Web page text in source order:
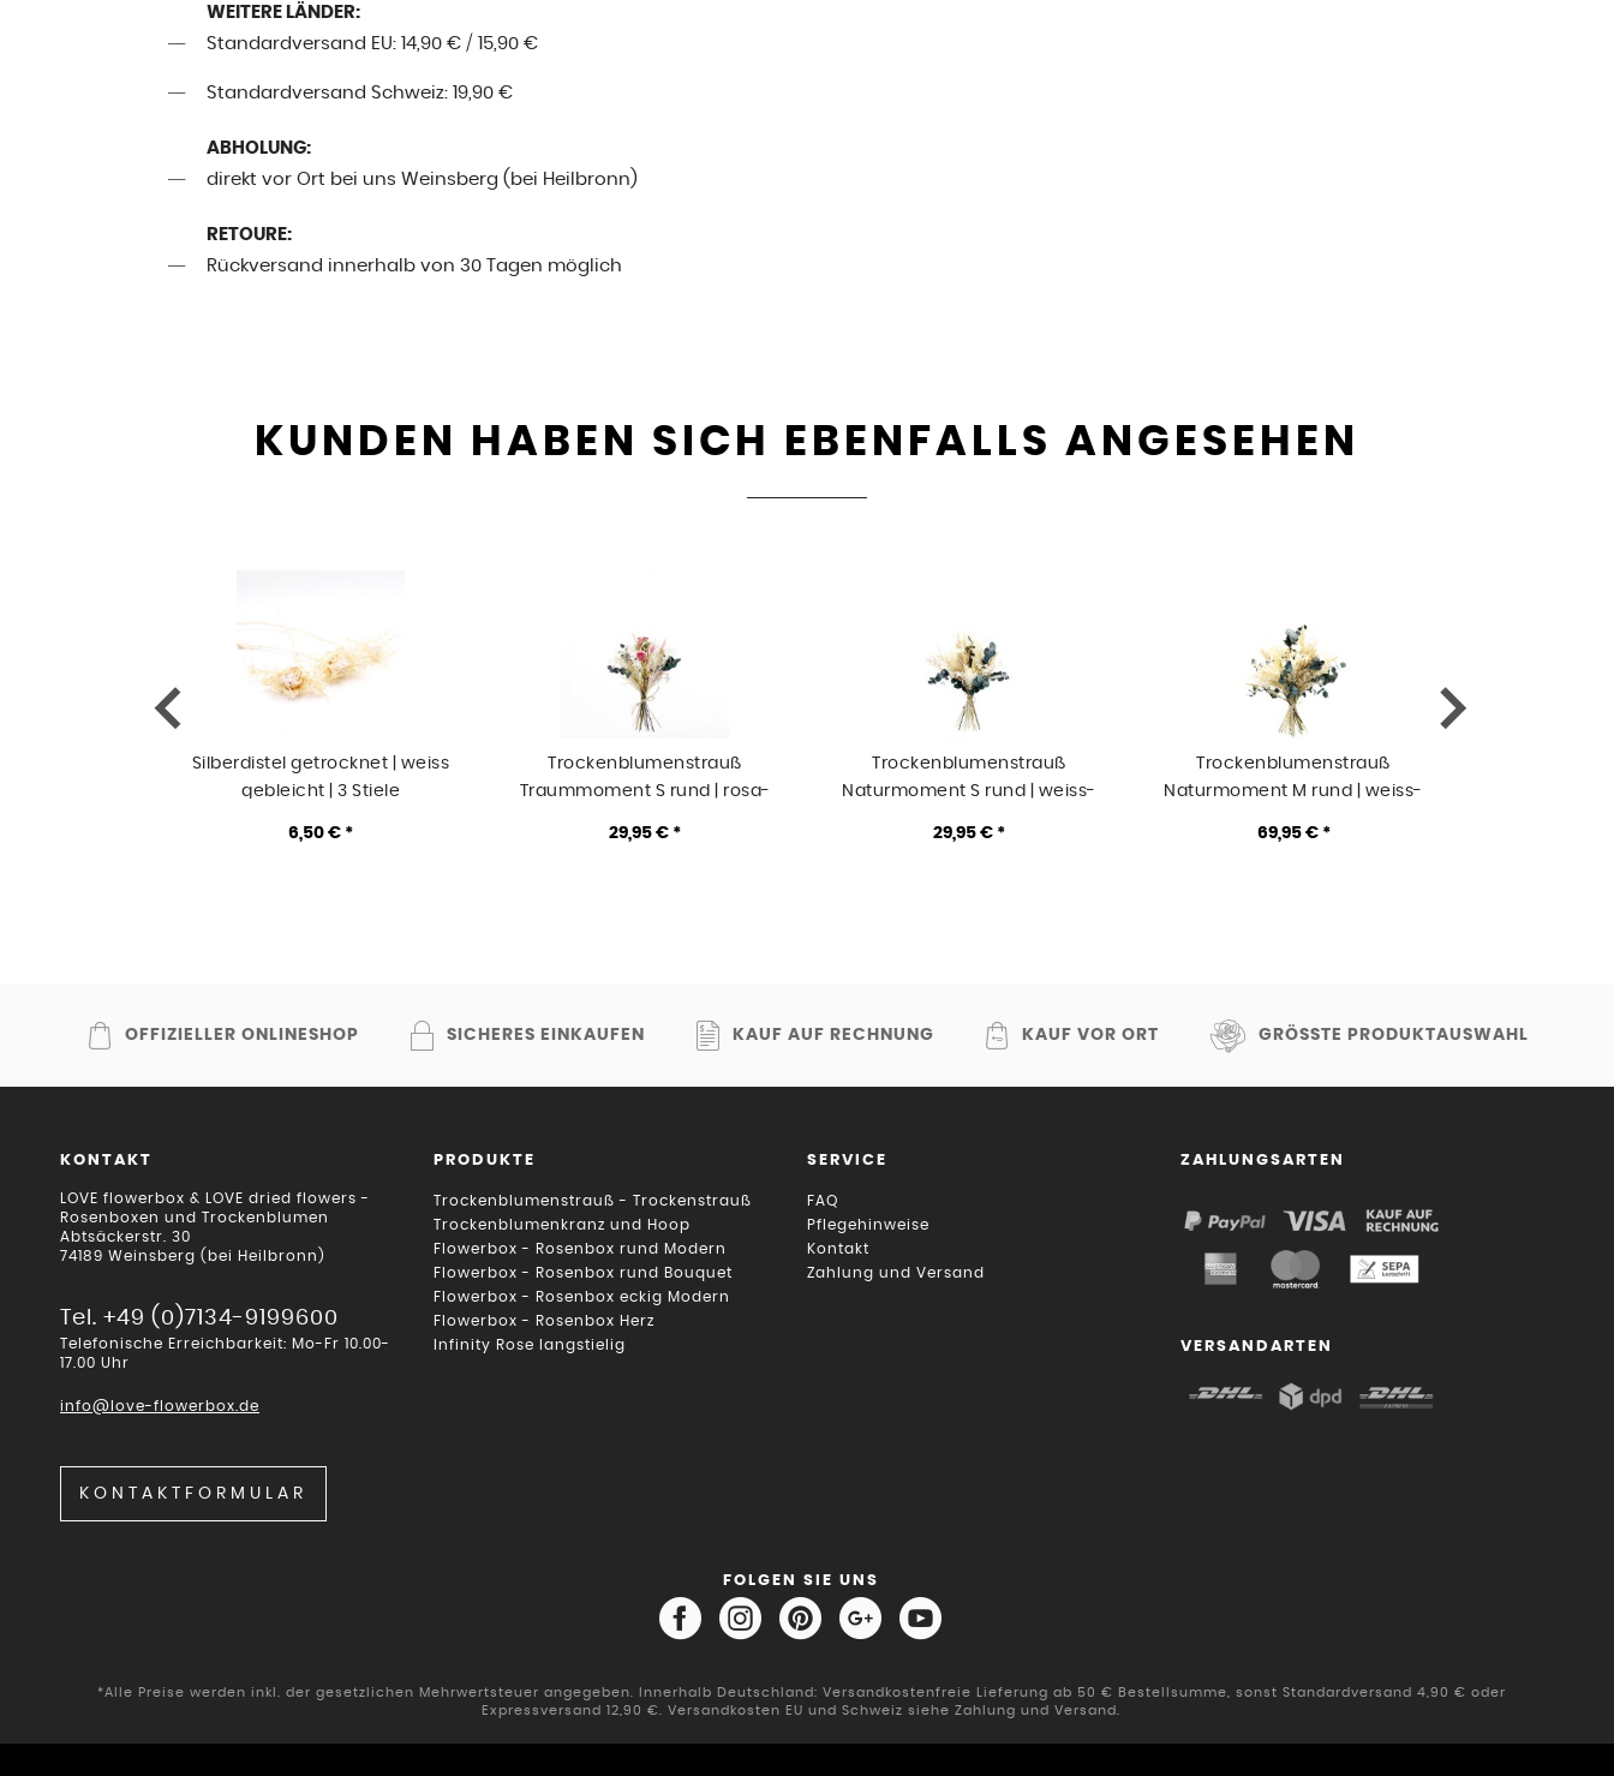
WEITERE LÄNDER:
Standardversand EU: 14,90 € / 15,90 €
Standardversand Schweiz: 19,90 €
ABHOLUNG:
direkt vor Ort bei uns Weinsberg (bei Heilbronn)
RETOURE:
Rückversand innerhalb von 30 Tagen möglich
KUNDEN HABEN SICH EBENFALLS ANGESEHEN
Silberdistel getrocknet | weiss
gebleicht | 3 Stiele
6,50 € *
Trockenblumenstrauß
Traummoment S rund | rosa-
29,95 € *
Trockenblumenstrauß
Naturmoment S rund | weiss-
29,95 € *
Trockenblumenstrauß
Naturmoment M rund | weiss-
69,95 € *
OFFIZIELLER ONLINESHOP SICHERES EINKAUFEN KAUF AUF RECHNUNG KAUF VOR ORT GRÖSSTE PRODUKTAUSWAHL
KONTAKT
LOVE flowerbox & LOVE dried flowers -
Rosenboxen und Trockenblumen
Abtsäckerstr. 30
74189 Weinsberg (bei Heilbronn)
Tel. +49 (0)7134-9199600
Telefonische Erreichbarkeit: Mo-Fr 10.00-
17.00 Uhr
info@love-flowerbox.de
KONTAKTFORMULAR
PRODUKTE
Trockenblumenstrauß - Trockenstrauß
Trockenblumenkranz und Hoop
Flowerbox - Rosenbox rund Modern
Flowerbox - Rosenbox rund Bouquet
Flowerbox - Rosenbox eckig Modern
Flowerbox - Rosenbox Herz
Infinity Rose langstielig
SERVICE
FAQ
Pflegehinweise
Kontakt
Zahlung und Versand
ZAHLUNGSARTEN
VERSANDARTEN
FOLGEN SIE UNS
*Alle Preise werden inkl. der gesetzlichen Mehrwertsteuer angegeben. Innerhalb Deutschland: Versandkostenfreie Lieferung ab 50 € Bestellsumme, sonst Standardversand 4,90 € oder
Expressversand 12,90 €. Versandkosten EU und Schweiz siehe Zahlung und Versand.